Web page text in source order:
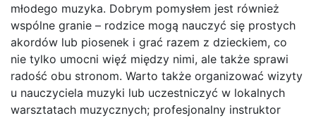
młodego muzyka. Dobrym pomysłem jest również
wspólne granie – rodzice mogą nauczyć się prostych
akordów lub piosenek i grać razem z dzieckiem, co
nie tylko umocni więź między nimi, ale także sprawi
radość obu stronom. Warto także organizować wizyty
u nauczyciela muzyki lub uczestniczyć w lokalnych
warsztatach muzycznych; profesjonalny instruktor